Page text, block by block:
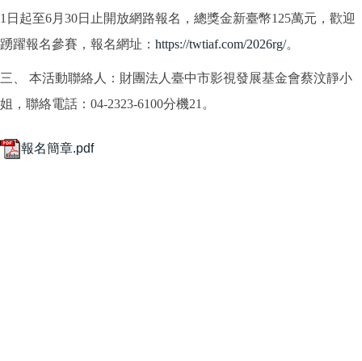
1日起至6月30日止開放網路報名，總獎金新臺幣125萬元，歡迎
踴躍報名參賽，報名網址： https://twtiaf.com/2026rg/。
三、 本活動聯絡人：財團法人臺中市影視發展基金會蔡汶靜小
姐，聯絡電話：04-2323-6100分機21。
報名簡章.pdf